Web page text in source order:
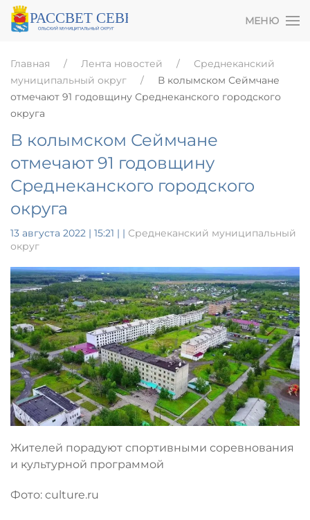
МЕНЮ
Главная Лента новостей
Среднеканский
муниципальный округ
В колымском Сеймчане
отмечают 91 годовщину Среднеканского городского
округа
В колымском Сеймчане
отмечают 91 годовщину
Среднеканского городского
округа
13 августа 2022 | 15:21 | | Среднеканский муниципальный
округ
Жителей порадуют спортивными соревнования
и культурной программой
Фото: culture.ru